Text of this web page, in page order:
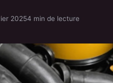
20254 min de lecture